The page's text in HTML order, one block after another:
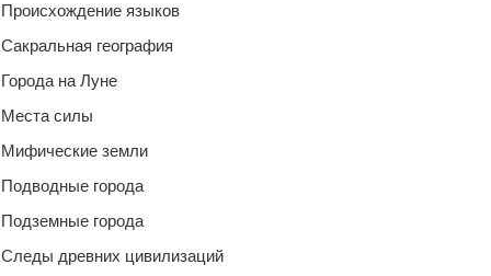
Происхождение языков
Сакральная география
Города на Луне
Места силы
Мифические земли
Подводные города
Подземные города
Следы древних цивилизаций